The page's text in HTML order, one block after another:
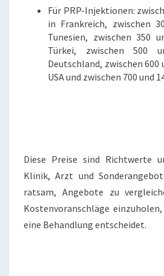
Für PRP-Injektionen:
in Frankreich, zwischen
Tunesien, zwischen 350
Türkei, zwischen 500
Deutschland, zwischen 600
USA und zwischen 700 und
Diese Preise sind Richtwerte
Klinik, Arzt und
ratsam, Angebote zu
Kostenvoranschläge
eine Behandlung entscheidet.